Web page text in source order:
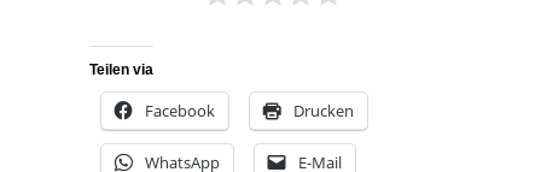
Teilen via
Facebook Drucken
WhatsApp E-Mail